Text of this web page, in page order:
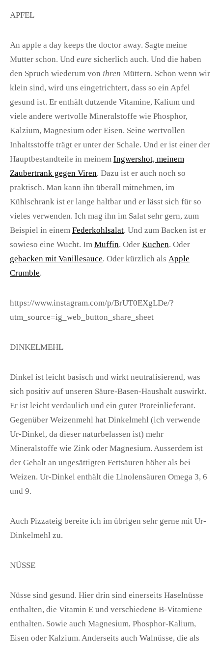
APFEL
An apple a day keeps the doctor away. Sagte meine
Mutter schon. Und eure sicherlich auch. Und die haben
den Spruch wiederum von ihren Müttern. Schon wenn wir
klein sind, wird uns eingetrichtert, dass so ein Apfel
gesund ist. Er enthält dutzende Vitamine, Kalium und
viele andere wertvolle Mineralstoffe wie Phosphor,
Kalzium, Magnesium oder Eisen. Seine wertvollen
Inhaltsstoffe trägt er unter der Schale. Und er ist einer der
Hauptbestandteile in meinem Ingwershot, meinem
Zaubertrank gegen Viren. Dazu ist er auch noch so
praktisch. Man kann ihn überall mitnehmen, im
Kühlschrank ist er lange haltbar und er lässt sich für so
vieles verwenden. Ich mag ihn im Salat sehr gern, zum
Beispiel in einem Federkohlsalat. Und zum Backen ist er
sowieso eine Wucht. Im Muffin. Oder Kuchen. Oder
gebacken mit Vanillesauce. Oder kürzlich als Apple
Crumble.
https://www.instagram.com/p/BrUT0EXgLDe/?
utm_source=ig_web_button_share_sheet
DINKELMEHL
Dinkel ist leicht basisch und wirkt neutralisierend, was
sich positiv auf unseren Säure-Basen-Haushalt auswirkt.
Er ist leicht verdaulich und ein guter Proteinlieferant.
Gegenüber Weizenmehl hat Dinkelmehl (ich verwende
Ur-Dinkel, da dieser naturbelassen ist) mehr
Mineralstoffe wie Zink oder Magnesium. Ausserdem ist
der Gehalt an ungesättigten Fettsäuren höher als bei
Weizen. Ur-Dinkel enthält die Linolensäuren Omega 3, 6
und 9.
Auch Pizzateig bereite ich im übrigen sehr gerne mit Ur-
Dinkelmehl zu.
NÜSSE
Nüsse sind gesund. Hier drin sind einerseits Haselnüsse
enthalten, die Vitamin E und verschiedene B-Vitamiene
enthalten. Sowie auch Magnesium, Phosphor-Kalium,
Eisen oder Kalzium. Anderseits auch Walnüsse, die als